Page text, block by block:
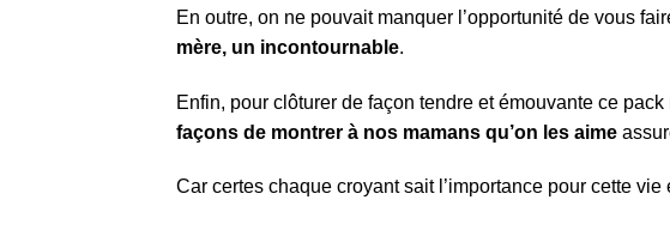
En outre, on ne pouvait manquer l’opportunité de vous
mère, un incontournable.
Enfin, pour clôturer de façon tendre et émouvante ce pack
façons de montrer à nos mamans qu’on les aime
Car certes chaque croyant sait l’importance pour cette